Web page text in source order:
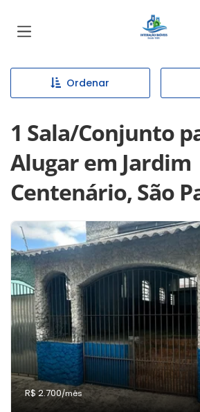
Página
Ordenar
1 Sala/Conjunto
Alugar em Jardim
Centenário, São
R$ 2.700/mês